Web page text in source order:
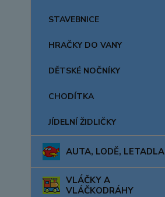
STAVEBNICE
HRAČKY DO VANY
DĚTSKÉ NOČNÍKY
CHODÍTKA
JÍDELNÍ ŽIDLIČKY
AUTA, LODĚ, LETADLA
VLÁČKY A
VLÁČKODRÁHY